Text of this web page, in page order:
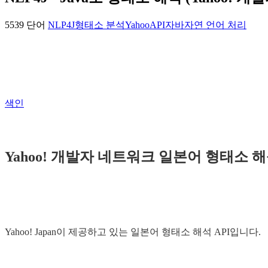
5539 단어 NLP4J형태소 분석YahooAPI자바자연 언어 처리
색인
Yahoo! 개발자 네트워크 일본어 형태소
Yahoo! Japan이 제공하고 있는 일본어 형태소 해석 API입니다.